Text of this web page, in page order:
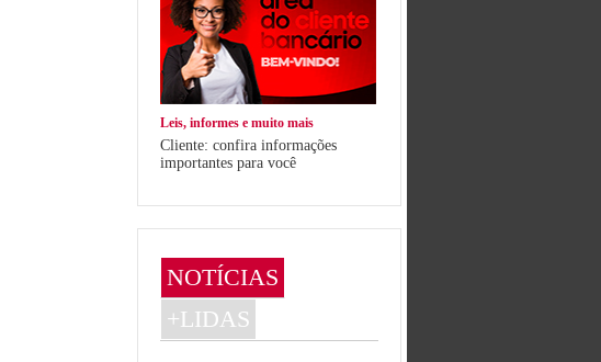
Leis, informes e muito mais
Cliente: confira informações
importantes para você
NOTÍCIAS
+LIDAS